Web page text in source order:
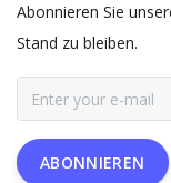
Abonnieren Sie
Stand zu bleiben.
ABONNIEREN